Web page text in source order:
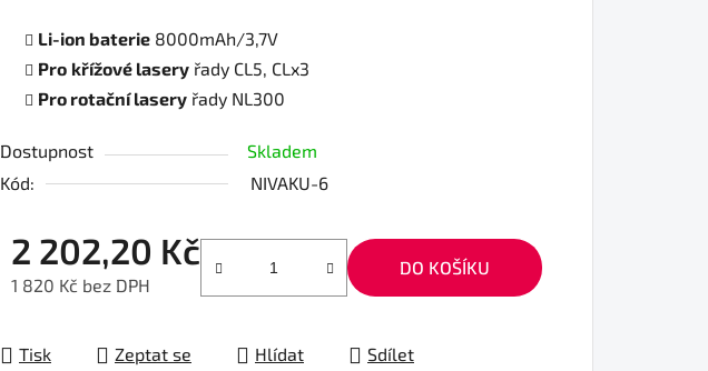
Li-ion baterie 8000mAh/3,7V
Pro křížové lasery řady CL5, CLx3
Pro rotační lasery řady NL300
Dostupnost
Skladem
Kód:
NIVAKU-6
2 202,20 Kč
1 820 Kč bez DPH
DO KOŠÍKU
Tisk Zeptat se Hlídat Sdílet